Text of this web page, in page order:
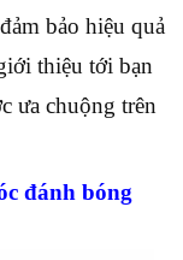
bảo hiệu quả
thiệu tới bạn
ưa chuộng trên
đánh bóng